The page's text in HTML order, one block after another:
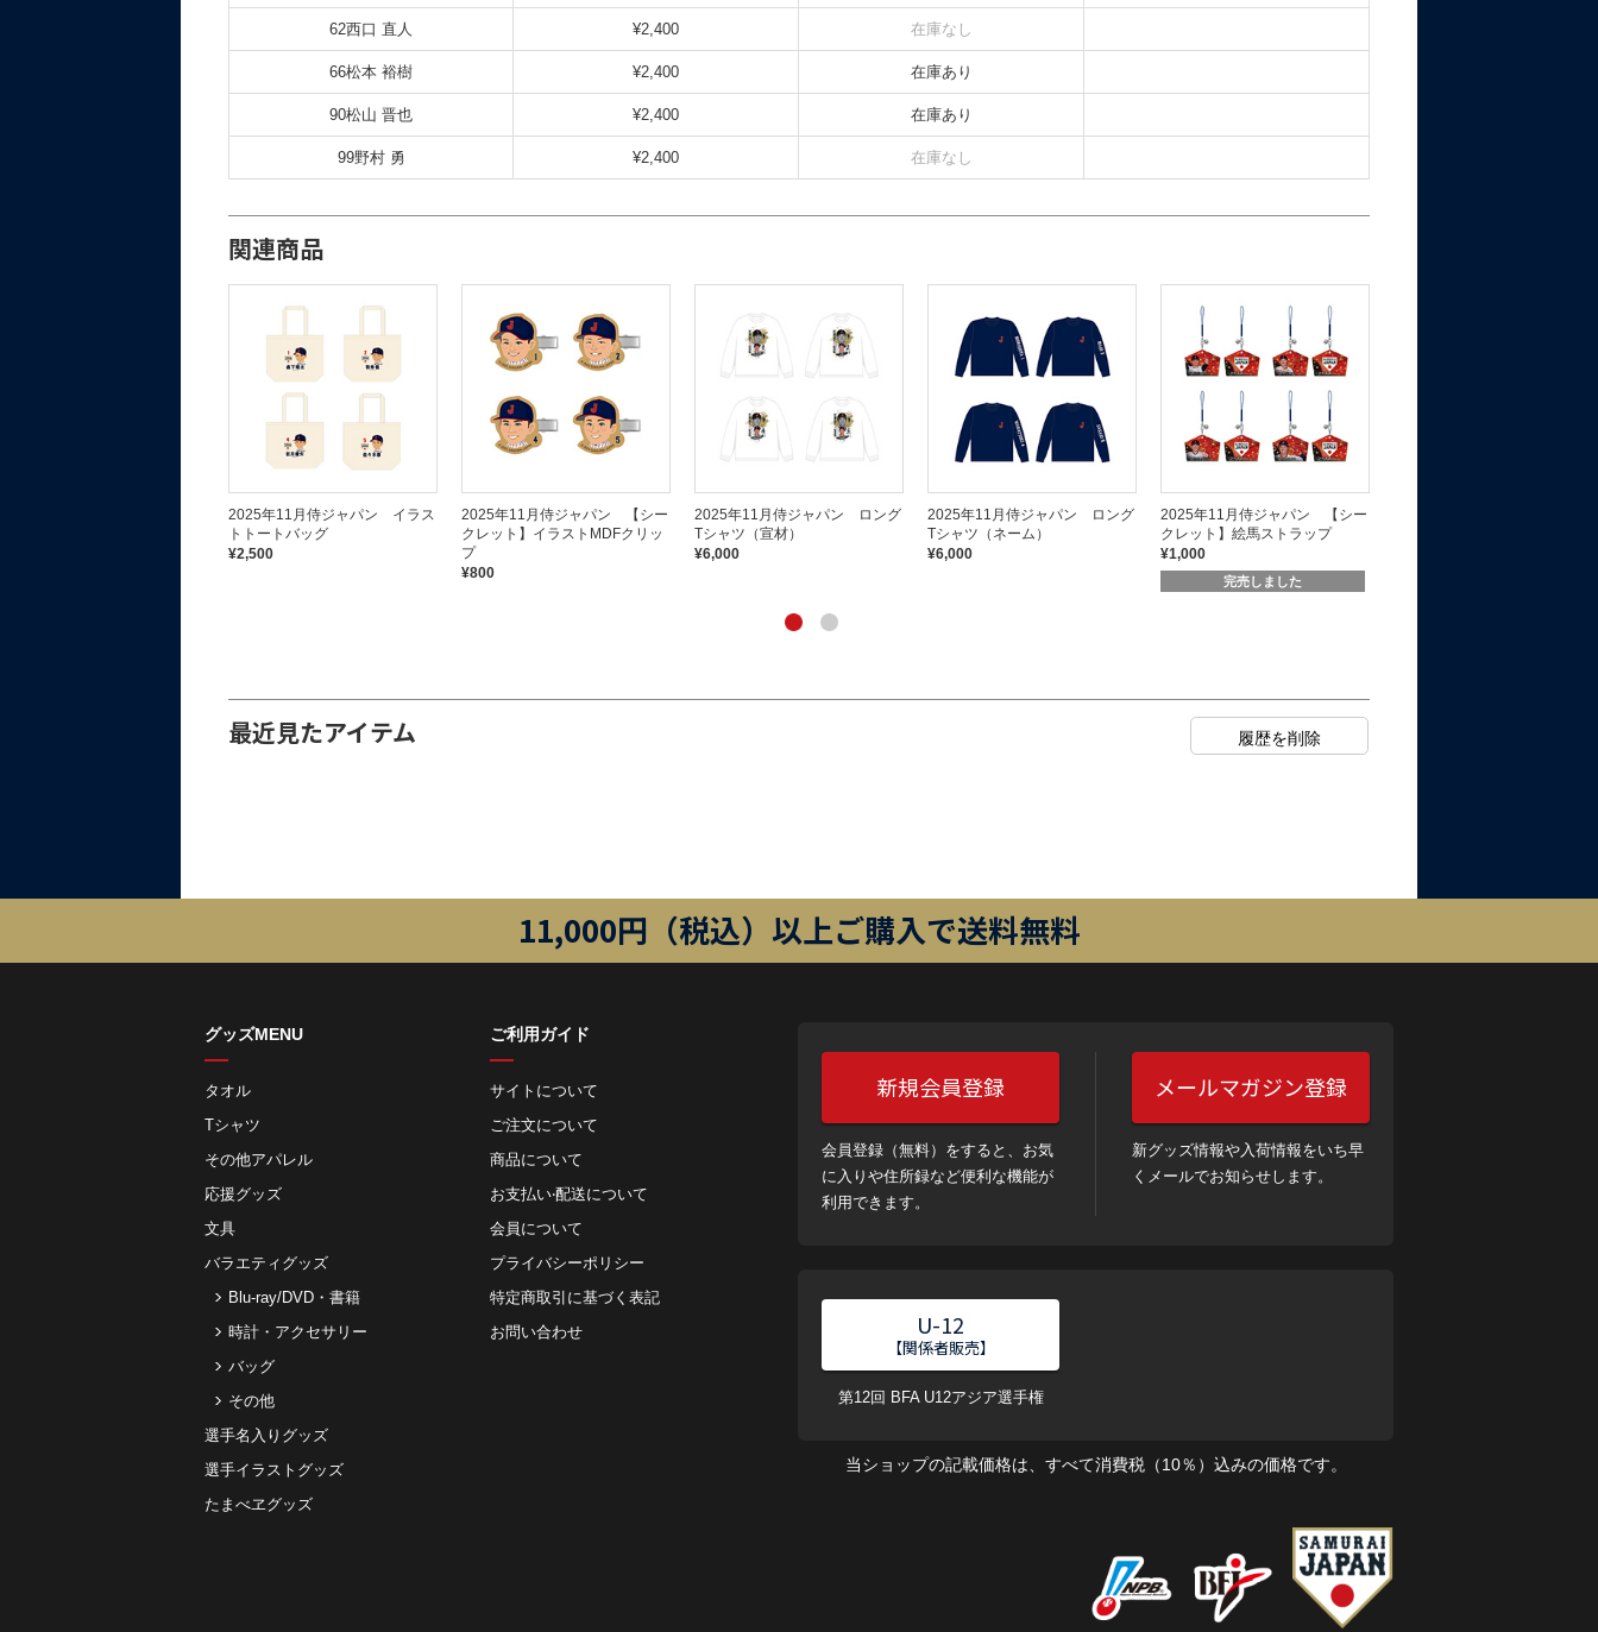
62西口 直人 ¥2,400 在庫なし
66松本 裕樹 ¥2,400 在庫あり
90松山 晋也 ¥2,400 在庫あり
99野村 勇 ¥2,400 在庫なし
関連商品
2025年11月侍ジャパン イラス
トトートバッグ
¥2,500
2025年11月侍ジャパン 【シー
クレット】イラストMDFクリッ
プ
¥800
2025年11月侍ジャパン ロング
Tシャツ（宣材）
¥6,000
2025年11月侍ジャパン ロング
Tシャツ（ネーム）
¥6,000
2025年11月侍ジャパン 【シー
クレット】絵馬ストラップ
¥1,000
完売しました
最近見たアイテム
11,000円（税込）以上ご購入で送料無料
グッズMENU
タオル
Tシャツ
その他アパレル
応援グッズ
文具
バラエティグッズ
Blu-ray/DVD・書籍
時計・アクセサリー
バッグ
その他
選手名入りグッズ
選手イラストグッズ
たまべヱグッズ
ご利用ガイド
サイトについて
ご注⽂について
商品について
お⽀払い‧配送について
会員について
プライバシーポリシー
特定商取引に基づく表記
お問い合わせ
新規会員登録
会員登録（無料）をすると、お気
に入りや住所録など便利な機能が
利用できます。
メールマガジン登録
新グッズ情報や入荷情報をいち早
くメールでお知らせします。
U-12
【関係者販売】
第12回 BFA U12アジア選手権
当ショップの記載価格は、すべて消費税（10％）込みの価格です。